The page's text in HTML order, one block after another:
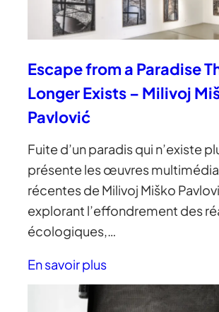
Escape from a Paradise
Longer Exists – Milivoj
Pavlović
Fuite d’un paradis qui n’existe
présente les œuvres
récentes de Milivoj Miško
explorant l’effondrement des
écologiques,…
En savoir plus